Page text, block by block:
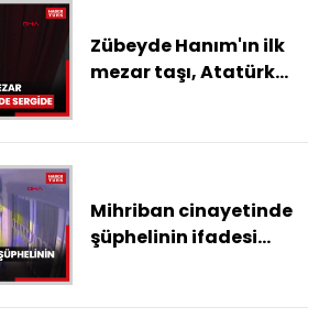
Zübeyde Hanım'ın ilk
mezar taşı, Atatürk
Mihriban cinayetinde
şüphelinin ifadesi